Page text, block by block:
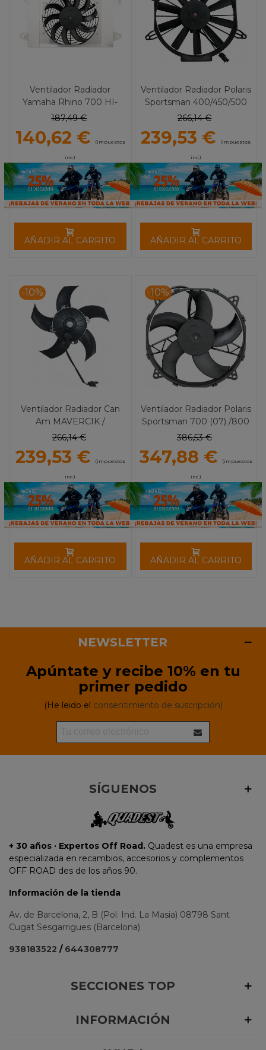
Ventilador Radiador
Yamaha Rhino 700 HI-
Performance MOOSE
187,49 €
140,62 € (impuestos
inc.)
AÑADIR AL CARRITO
Ventilador Radiador Polaris
Sportsman 400/450/500
(04-11) MOOSE UTILITY
266,14 €
239,53 € (impuestos
inc.)
AÑADIR AL CARRITO
-10%
Ventilador Radiador Can
Am MAVERCIK /
Commander / Outlander /
Performance MOOSE
266,14 €
239,53 € (impuestos
inc.)
AÑADIR AL CARRITO
-10%
Ventilador Radiador Polaris
Sportsman 700 (07) /800
(05-07) /RZR 800 (08-10)
386,53 €
347,88 € (impuestos
inc.)
AÑADIR AL CARRITO
NEWSLETTER
Apúntate y recibe 10% en tu
primer pedido
(He leido el consentimiento de suscripción)
SÍGUENOS
+ 30 años · Expertos Off Road. Quadest es una empresa
especializada en recambios, accesorios y complementos
OFF ROAD des de los años 90.
Información de la tienda
Av. de Barcelona, 2, B (Pol. Ind. La Masia) 08798 Sant
Cugat Sesgarrigues (Barcelona)
938183522 / 644308777
SECCIONES TOP
INFORMACIÓN